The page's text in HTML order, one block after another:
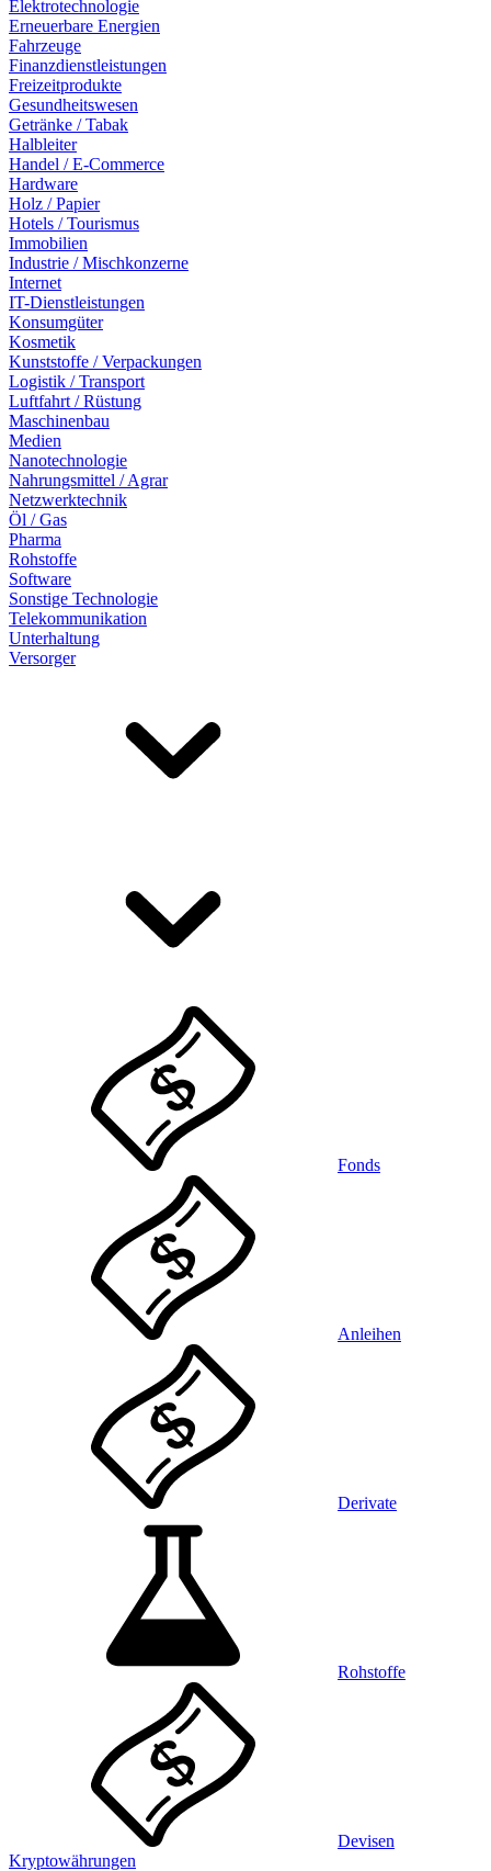
Elektrotechnologie
Erneuerbare Energien
Fahrzeuge
Finanzdienstleistungen
Freizeitprodukte
Gesundheitswesen
Getränke / Tabak
Halbleiter
Handel / E-Commerce
Hardware
Holz / Papier
Hotels / Tourismus
Immobilien
Industrie / Mischkonzerne
Internet
IT-Dienstleistungen
Konsumgüter
Kosmetik
Kunststoffe / Verpackungen
Logistik / Transport
Luftfahrt / Rüstung
Maschinenbau
Medien
Nanotechnologie
Nahrungsmittel / Agrar
Netzwerktechnik
Öl / Gas
Pharma
Rohstoffe
Software
Sonstige Technologie
Telekommunikation
Unterhaltung
Versorger
Fonds
Anleihen
Derivate
Rohstoffe
Devisen
Kryptowährungen